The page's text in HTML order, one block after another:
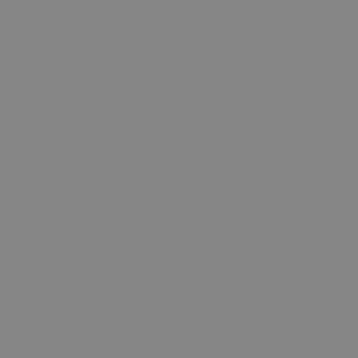
for Youtube-
at hjælpe med at
på andre websteder.